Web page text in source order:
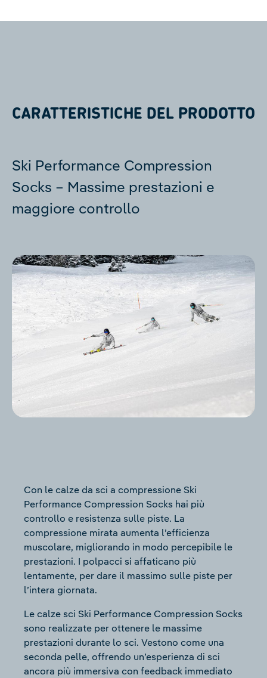
CARATTERISTICHE DEL PRODOTTO
Ski Performance Compression
Socks – Massime prestazioni e
maggiore controllo
Con le calze da sci a compressione Ski
Performance Compression Socks hai più
controllo e resistenza sulle piste. La
compressione mirata aumenta l’efficienza
muscolare, migliorando in modo percepibile le
prestazioni. I polpacci si affaticano più
lentamente, per dare il massimo sulle piste per
l’intera giornata.
Le calze sci Ski Performance Compression Socks
sono realizzate per ottenere le massime
prestazioni durante lo sci. Vestono come una
seconda pelle, offrendo un’esperienza di sci
ancora più immersiva con feedback immediato